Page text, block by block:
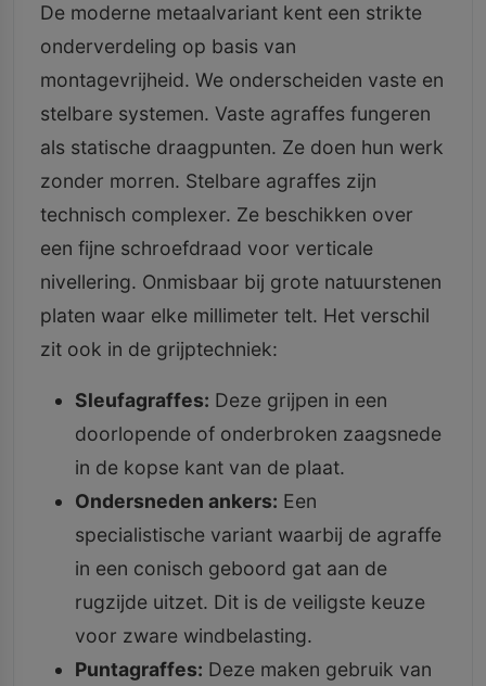
De moderne metaalvariant kent een strikte
onderverdeling op basis van
montagevrijheid. We onderscheiden vaste en
stelbare systemen. Vaste agraffes fungeren
als statische draagpunten. Ze doen hun werk
zonder morren. Stelbare agraffes zijn
technisch complexer. Ze beschikken over
een fijne schroefdraad voor verticale
nivellering. Onmisbaar bij grote natuurstenen
platen waar elke millimeter telt. Het verschil
zit ook in de grijptechniek:
Sleufagraffes: Deze grijpen in een
doorlopende of onderbroken zaagsnede
in de kopse kant van de plaat.
Ondersneden ankers: Een
specialistische variant waarbij de agraffe
in een conisch geboord gat aan de
rugzijde uitzet. Dit is de veiligste keuze
voor zware windbelasting.
Puntagraffes: Deze maken gebruik van